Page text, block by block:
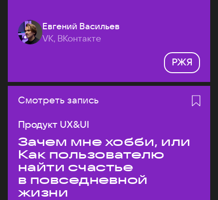
Евгений Васильев
VK, ВКонтакте
РЖЯ
Смотреть запись
Продукт UX&UI
Зачем мне хобби, или
Как пользователю
найти счастье
в повседневной
жизни